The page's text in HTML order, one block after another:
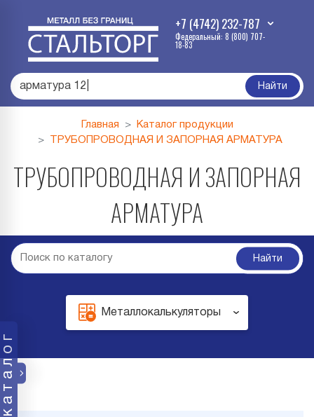
+7 (4742) 232-787
Федеральный: 8 (800) 707-
18-83
армат| Найти
каталог
Главная
Каталог продукции
ТРУБОПРОВОДНАЯ И ЗАПОРНАЯ АРМАТУРА
ТРУБОПРОВОДНАЯ И ЗАПОРНАЯ
АРМАТУРА
Найти
Металлокалькуляторы